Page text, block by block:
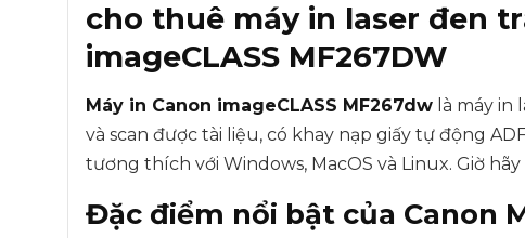
cho thuê máy in laser đen
imageCLASS MF267DW
Máy in Canon imageCLASS MF267dw là máy in
và scan được tài liệu, có khay nạp giấy tự động
tương thích với Windows, MacOS và Linux. Giờ
Đặc điểm nổi bật của Canon